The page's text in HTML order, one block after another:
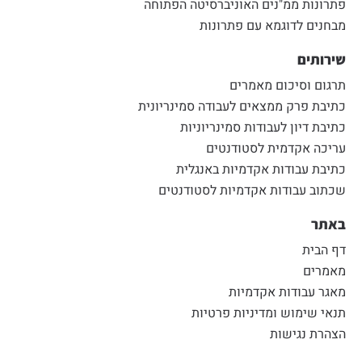
פתרונות ממ"נים האוניברסיטה הפתוחה
מבחנים לדוגמא עם פתרונות
שירותים
תרגום וסיכום מאמרים
כתיבת פרק ממצאים לעבודה סמינריונית
כתיבת דיון לעבודות סמינריוניות
עריכה אקדמית לסטודנטים
כתיבת עבודות אקדמיות באנגלית
שכתוב עבודות אקדמיות לסטודנטים
באתר
דף הבית
מאמרים
מאגר עבודות אקדמיות
תנאי שימוש ומדיניות פרטיות
הצהרת נגישות